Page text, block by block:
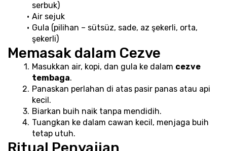
serbuk)
Air sejuk
Gula (pilihan – sütsüz, sade, az şekerli, orta,
şekerli)
Memasak dalam Cezve
Masukkan air, kopi, dan gula ke dalam cezve
tembaga.
Panaskan perlahan di atas pasir panas atau api
kecil.
Biarkan buih naik tanpa mendidih.
Tuangkan ke dalam cawan kecil, menjaga buih
tetap utuh.